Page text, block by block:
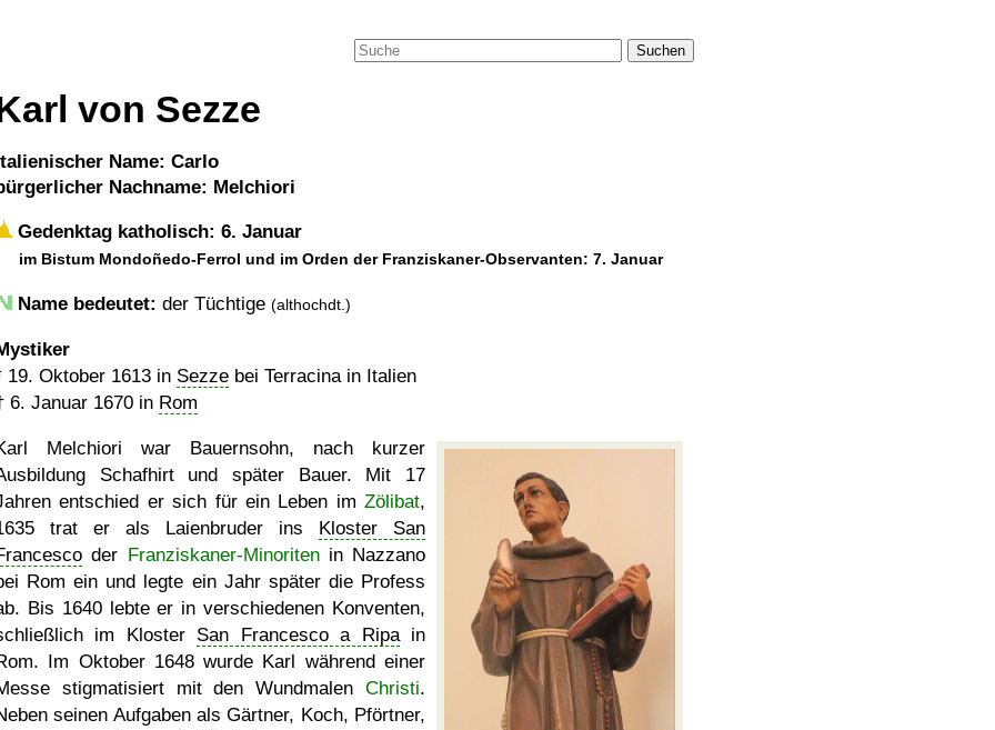
Suchen
von Sezze
Name: Carlo
Nachname: Melchiori
Gedenktag katholisch: 6. Januar
im Bistum Mondoñedo-Ferrol und im Orden der Franziskaner-Observanten: 7. Januar
Name bedeutet: der Tüchtige (althochdt.)
19. Oktober 1613 in Sezze bei Terracina in Italien
6. Januar 1670 in Rom
Melchiori war Bauernsohn, nach kurzer
Schafhirt und später Bauer. Mit 17
entschied er sich für ein Leben im Zölibat,
trat er als Laienbruder ins Kloster San
der Franziskaner-Minoritenin Nazzano
Rom ein und legte ein Jahr später die Profess
Bis 1640 lebte er in verschiedenen Konventen,
im Kloster San Francesco a Ripain
Im Oktober 1648 wurde Karl während einer
stigmatisiert mit den Wundmalen Christi.
seinen Aufgaben als Gärtner, Koch, Pförtner,